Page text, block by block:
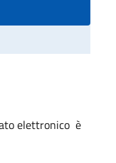
elettronico è